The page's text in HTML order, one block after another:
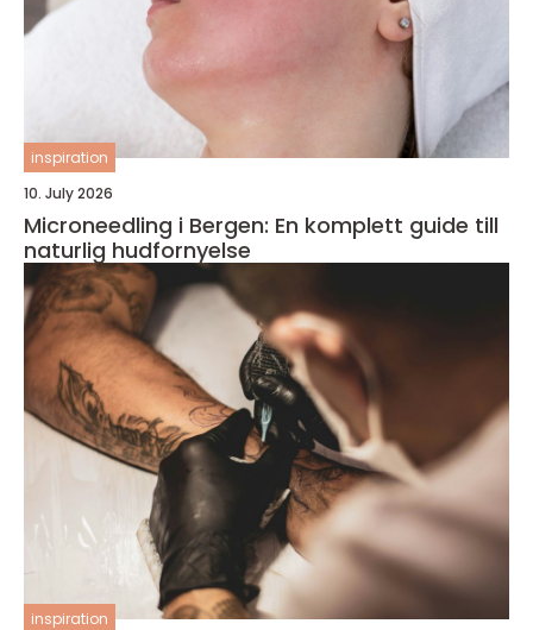
inspiration
10. July 2026
Microneedling i Bergen: En komplett guide till
naturlig hudfornyelse
inspiration